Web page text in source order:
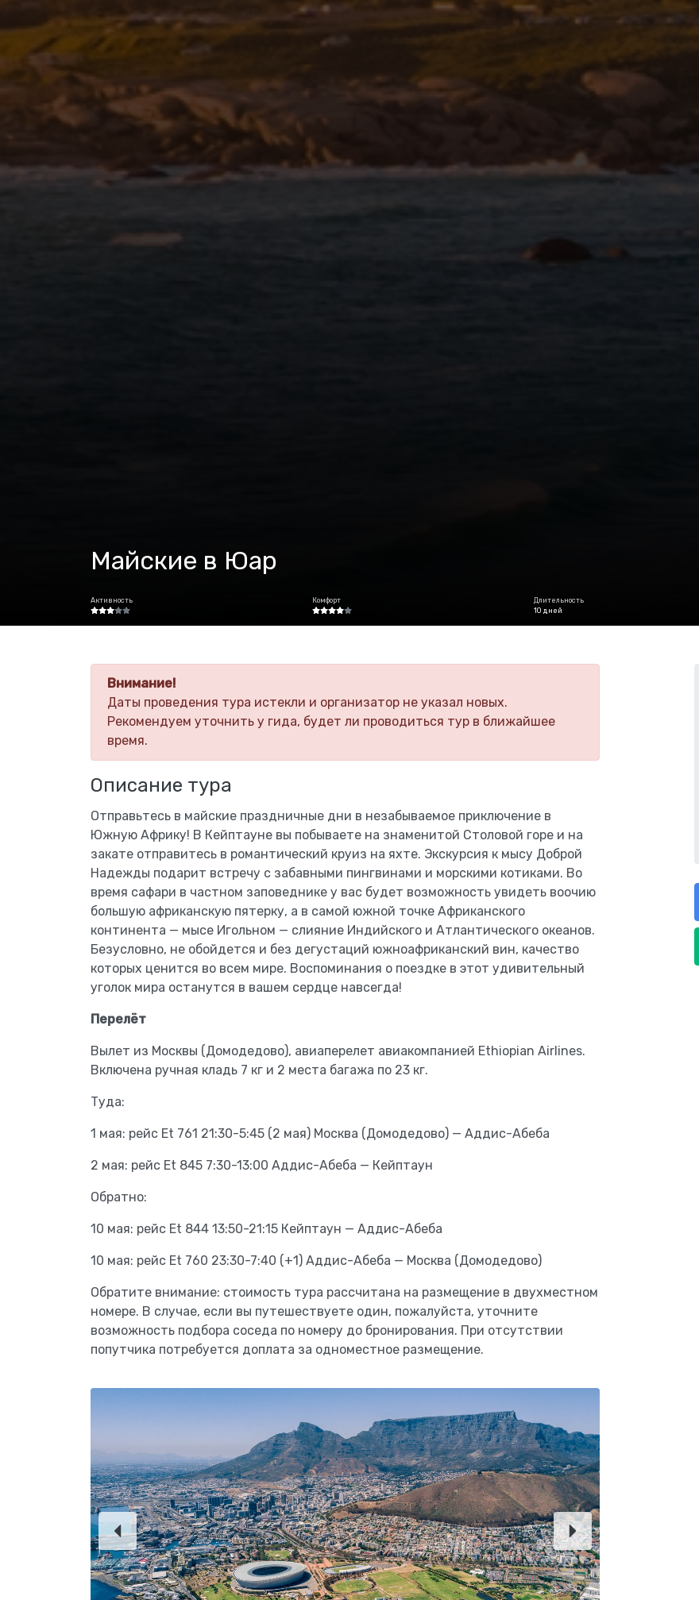
Майские в Юар
Активность Комфорт
Длительность
10 дней
Внимание!
Даты проведения тура истекли и организатор не указал новых.
Рекомендуем уточнить у гида, будет ли проводиться тур в ближайшее
время.
Описание тура
Отправьтесь в майские праздничные дни в незабываемое приключение в
Южную Африку! В Кейптауне вы побываете на знаменитой Столовой горе и на
закате отправитесь в романтический круиз на яхте. Экскурсия к мысу Доброй
Надежды подарит встречу с забавными пингвинами и морскими котиками. Во
время сафари в частном заповеднике у вас будет возможность увидеть воочию
большую африканскую пятерку, а в самой южной точке Африканского
континента — мысе Игольном — слияние Индийского и Атлантического океанов.
Безусловно, не обойдется и без дегустаций южноафриканский вин, качество
которых ценится во всем мире. Воспоминания о поездке в этот удивительный
уголок мира останутся в вашем сердце навсегда!
Перелёт
Вылет из Москвы (Домодедово), авиаперелет авиакомпанией Ethiopian Airlines.
Включена ручная кладь 7 кг и 2 места багажа по 23 кг.
Туда:
1 мая: рейс Et 761 21:30-5:45 (2 мая) Москва (Домодедово) — Аддис-Абеба
2 мая: рейс Et 845 7:30-13:00 Аддис-Абеба — Кейптаун
Обратно:
10 мая: рейс Et 844 13:50-21:15 Кейптаун — Аддис-Абеба
10 мая: рейс Et 760 23:30-7:40 (+1) Аддис-Абеба — Москва (Домодедово)
Обратите внимание: стоимость тура рассчитана на размещение в двухместном
номере. В случае, если вы путешествуете один, пожалуйста, уточните
возможность подбора соседа по номеру до бронирования. При отсутствии
попутчика потребуется доплата за одноместное размещение.